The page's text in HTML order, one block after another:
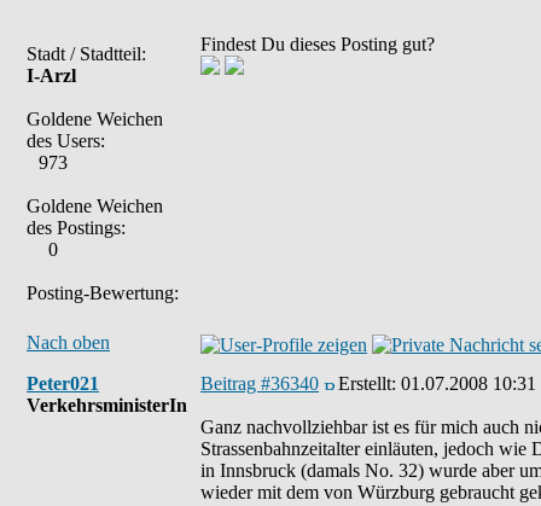
Stadt / Stadtteil:
I-Arzl
Goldene Weichen
des Users:
973
Goldene Weichen
des Postings:
0
Posting-Bewertung:
Findest Du dieses Posting gut?
Nach oben
Peter021
VerkehrsministerIn
Beitrag #36340 Erstellt: 01.07.2008 10:31
Ganz nachvollziehbar ist es für mich auch
Strassenbahnzeitalter einläuten, jedoch
in Innsbruck (damals No. 32) wurde aber
wieder mit dem von Würzburg gebraucht